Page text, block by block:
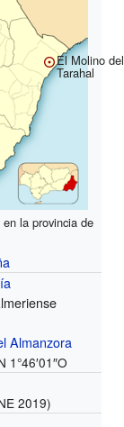
El Molino del
Tarahal
la provincia de
Almanzora
1°46′01″O
2019)